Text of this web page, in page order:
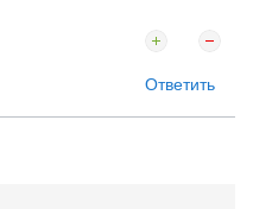
Ответить